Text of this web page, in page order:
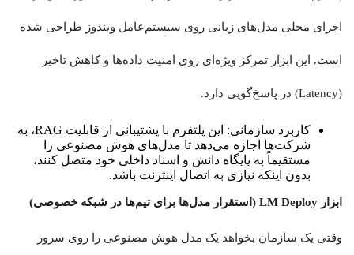
اجرای محلی مدل‌های زبانی روی سیستم‌عامل ویندوز طراحی شده
است. این ابزار تمرکز ویژه‌ای روی امنیت داده‌ها و کاهش تاخیر
(Latency) در پاسخ‌گویی دارد.
کاربرد سازمانی: این پلتفرم با پشتیبانی از قابلیت RAG، به
شرکت‌ها اجازه می‌دهد تا مدل‌های هوش مصنوعی را
مستقیماً به پایگاه دانش و اسناد داخلی خود متصل کنند،
بدون اینکه نیازی به اتصال اینترنت باشد.
ابزار LM Deploy (استقرار مدل‌ها برای تیم‌ها در شبکه خصوصی)
وقتی یک سازمان بخواهد یک مدل هوش مصنوعی را روی سرور